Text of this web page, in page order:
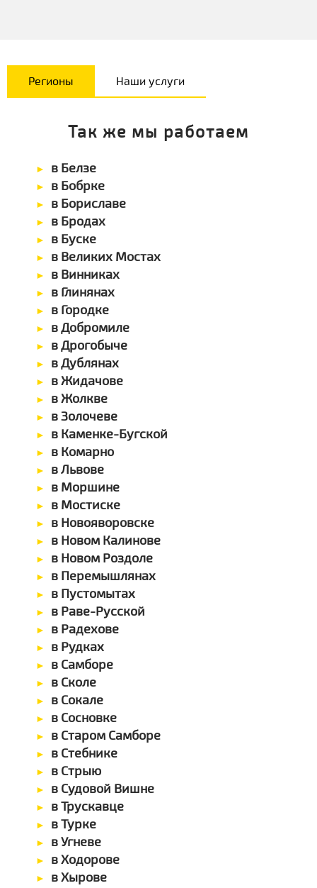
Регионы Наши услуги
Так же мы работаем
в Белзе
в Бобрке
в Бориславе
в Бродах
в Буске
в Великих Мостах
в Винниках
в Глинянах
в Городке
в Добромиле
в Дрогобыче
в Дублянах
в Жидачове
в Жолкве
в Золочеве
в Каменке-Бугской
в Комарно
в Львове
в Моршине
в Мостиске
в Новояворовске
в Новом Калинове
в Новом Роздоле
в Перемышлянах
в Пустомытах
в Раве-Русской
в Радехове
в Рудках
в Самборе
в Сколе
в Сокале
в Сосновке
в Старом Самборе
в Стебнике
в Стрыю
в Судовой Вишне
в Трускавце
в Турке
в Угневе
в Ходорове
в Хырове